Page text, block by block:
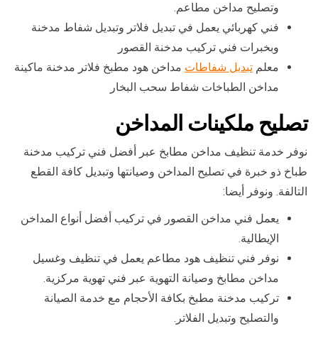
وتصليح مداخن مطاعم.
فني كهربائي يعمل في تبديل فلاتر وتبديل شفاط مدخنة
وبخبرات فني تركيب مدخنة القصور
معلم تبديل شفاطات مداخن هود مطبخ فلاتر مدخنة ماكينة
مداخن الطباخات شفاط سحب البخار
تصليح ملكينات المداخن
نوفر خدمة تنظيف مداخن مطابخ عبر أفضل فني تركيب مدخنة
طباخ ذو خبرة في تصليح المداخن وصيانتها وتبديل كافة القطع
التالفة. ونوفر أيضا:
يعمل فني مداخن القصور في تركيب أفضل أنواع المداخن
الإيطالية.
نوفر فني تنظيف هود مطاعم يعمل في تنظيف وغسيل
مداخن مطابخ وصيانة التهوية عبر فني تهوية مركزية.
تركيب مدخنة مطبخ بكافة الأحجام مع خدمة الصيانة
والتصليح وتبديل الفلاتر.